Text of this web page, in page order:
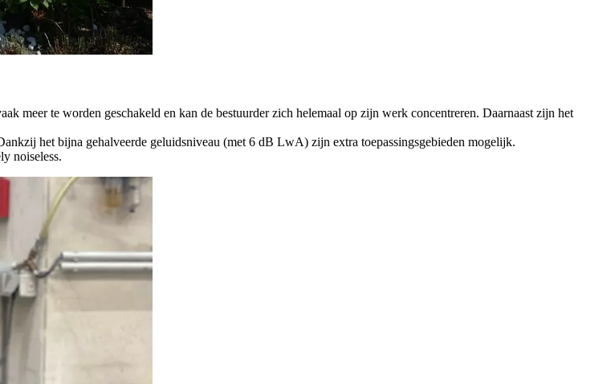
meer te worden geschakeld en kan de bestuurder zich helemaal op zijn werk concentreren. Daarnaast zijn het
het bijna gehalveerde geluidsniveau (met 6 dB LwA) zijn extra toepassingsgebieden mogelijk.
noiseless.